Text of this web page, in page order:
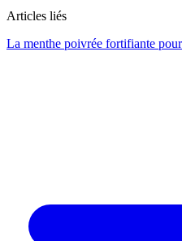
Articles liés
La menthe poivrée fortifiante